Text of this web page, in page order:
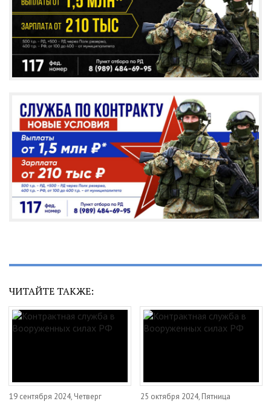
ЧИТАЙТЕ ТАКЖЕ:
19 сентября 2024, Четверг 25 октября 2024, Пятница